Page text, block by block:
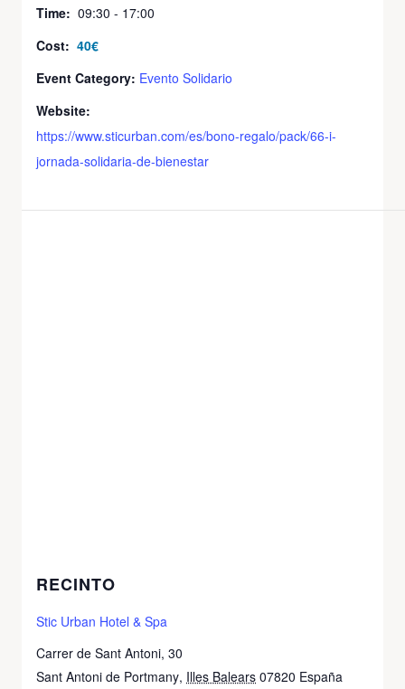
Time: 09:30 - 17:00
Cost: 40€
Event Category: Evento Solidario
Website:
https://www.sticurban.com/es/bono-regalo/pack/66-i-
jornada-solidaria-de-bienestar
RECINTO
Stic Urban Hotel & Spa
Carrer de Sant Antoni, 30
Sant Antoni de Portmany, Illes Balears 07820 España